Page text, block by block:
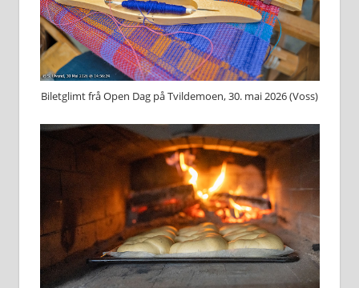
Biletglimt frå Open Dag på Tvildemoen, 30. mai 2026 (Voss)